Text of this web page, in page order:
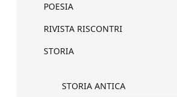
POESIA
RIVISTA RISCONTRI
STORIA
STORIA ANTICA